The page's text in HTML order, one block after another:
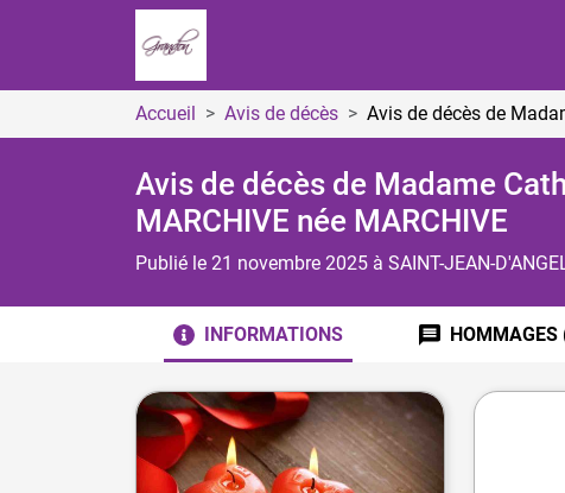
Accueil Avis de décès Avis de décès de
Avis de décès de Madame
MARCHIVE née MARCHIVE
Publié le 21 novembre 2025 à SAINT-JEAN-
INFORMATIONS HOMMAGES